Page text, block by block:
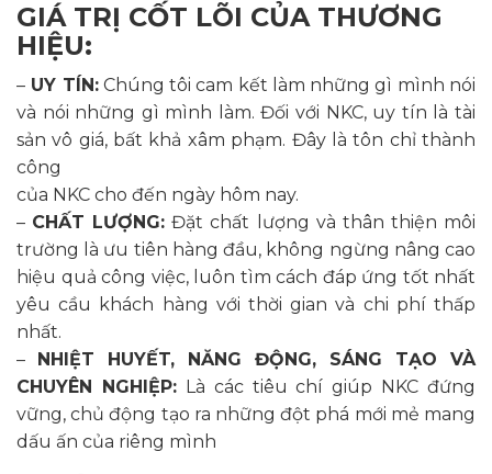
GIÁ TRỊ CỐT LÕI CỦA THƯƠNG
HIỆU:
– UY TÍN:Chúng tôi cam kết làm những gì mình nói
và nói những gì mình làm. Đối với NKC, uy tín là tài
sản vô giá, bất khả xâm phạm. Đây là tôn chỉ thành
công
của NKC cho đến ngày hôm nay.
– CHẤT LƯỢNG: Đặt chất lượng và thân thiện môi
trường là ưu tiên hàng đầu, không ngừng nâng cao
hiệu quả công việc, luôn tìm cách đáp ứng tốt nhất
yêu cầu khách hàng với thời gian và chi phí thấp
nhất.
– NHIỆT HUYẾT, NĂNG ĐỘNG, SÁNG TẠO VÀ
CHUYÊN NGHIỆP:Là các tiêu chí giúp NKC đứng
vững, chủ động tạo ra những đột phá mới mẻ mang
dấu ấn của riêng mình